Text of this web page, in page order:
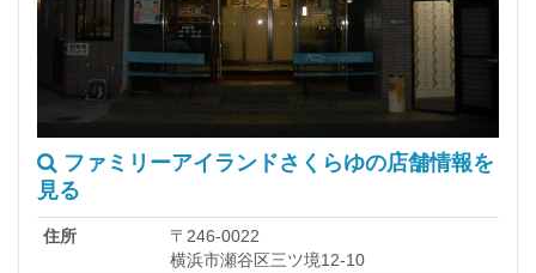
ファミリーアイランドさくらゆの店舗情報を
見る
住所
〒246-0022
横浜市瀬谷区三ツ境12-10